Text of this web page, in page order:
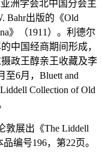
洲学会北中国分会主
Bahr出版的《Old
》（1911 ）。利德尔
中国经商期间形成，
政王醇亲王收藏及李
至6月， Bluett and
Collection of Old
敦展出《The Liddell
品编号196，第22页。